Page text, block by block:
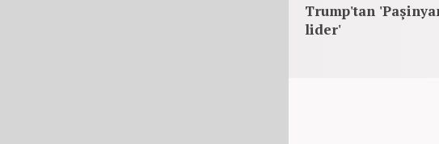
Trump'tan
lider'